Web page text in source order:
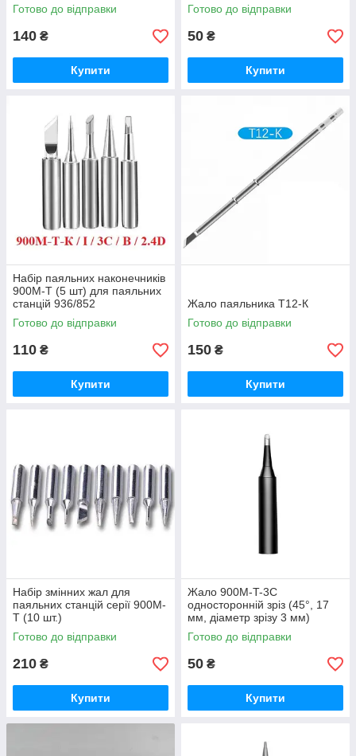
Готово до відправки
140 ₴
Купити
Готово до відправки
50 ₴
Купити
Набір паяльних наконечників
900M-T (5 шт) для паяльних
станцій 936/852
Готово до відправки
110 ₴
Купити
Жало паяльника T12-К
Готово до відправки
150 ₴
Купити
Набір змінних жал для
паяльних станцій серії 900M-
T (10 шт.)
Готово до відправки
210 ₴
Купити
Жало 900M-T-3C
односторонній зріз (45°, 17
мм, діаметр зрізу 3 мм)
Готово до відправки
50 ₴
Купити